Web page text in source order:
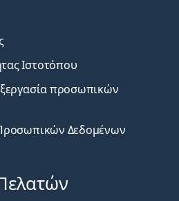
Ιστοτόπου
προσωπικών
Δεδομένων